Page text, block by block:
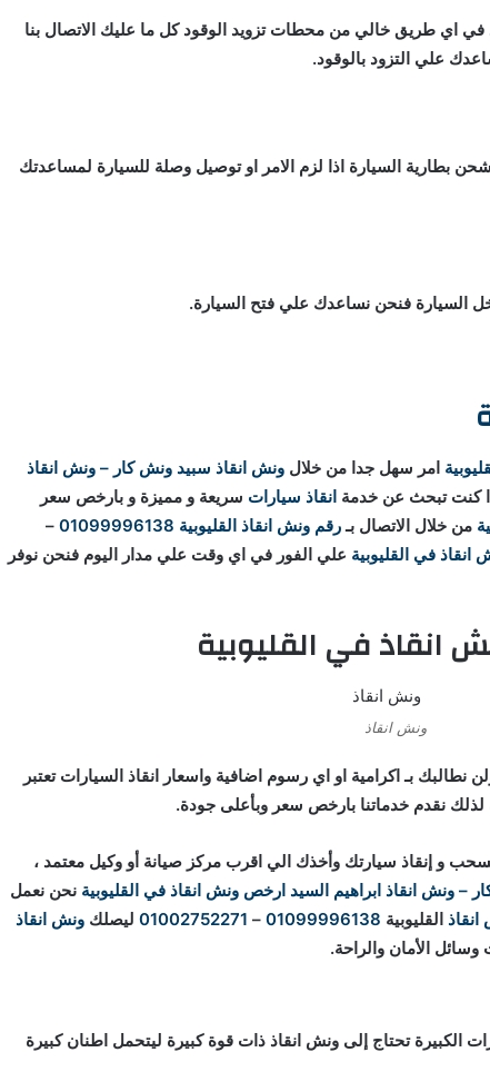
في اي طريق خالي من محطات تزويد الوقود كل ما عليك الاتصال بنا
علي التزود بالوقود.
شحن بطارية السيارة اذا لزم الامر او توصيل وصلة للسيارة لمساعدتك
السيارة فنحن نساعدك علي فتح السيارة.
امر سهل جدا من خلال ونش انقاذ سبيد ونش كار – ونش انقاذ
كنت تبحث عن خدمة انقاذ سيارات سريعة و مميزة و بارخص سعر
من خلال الاتصال بـرقم ونش انقاذ القليوبية 01099996138
–
في القليوبية علي الفور في اي وقت علي مدار اليوم فنحن نوفر
انقاذ في القليوبية
ونش انقاذ
نطالبك بـ اكرامية او اي رسوم اضافية واسعار انقاذ السيارات تعتبر
نقدم خدماتنا بارخص سعر وبأعلى جودة.
و إنقاذ سيارتك وأخذك الي اقرب مركز صيانة أو وكيل معتمد ،
– ونش انقاذ ابراهيم السيد ارخص ونش انقاذ في القليوبية نحن نعمل
القليوبية 01099996138
–
01002752271 ليصلك ونش انقاذ
الأمان والراحة.
الكبيرة تحتاج إلى ونش انقاذ ذات قوة كبيرة ليتحمل اطنان كبيرة